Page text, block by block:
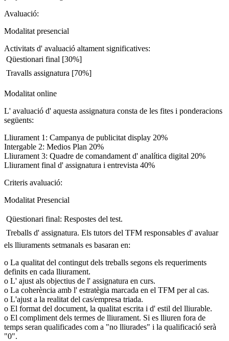
Avaluació:
Modalitat presencial
Activitats d' avaluació altament significatives:
 Qüestionari final [30%]
 Travalls assignatura [70%]
Modalitat online
L' avaluació d' aquesta assignatura consta de les fites i ponderacions
següents:
Lliurament 1: Campanya de publicitat display 20%
Intergable 2: Medios Plan 20%
Lliurament 3: Quadre de comandament d' analítica digital 20%
Lliurament final d' assignatura i entrevista 40%
Criteris avaluació:
Modalitat Presencial
 Qüestionari final: Respostes del test.
 Treballs d' assignatura. Els tutors del TFM responsables d' avaluar
els lliuraments setmanals es basaran en:
o La qualitat del contingut dels treballs segons els requeriments
definits en cada lliurament.
o L' ajust als objectius de l' assignatura en curs.
o La coherència amb l' estratègia marcada en el TFM per al cas.
o L'ajust a la realitat del cas/empresa triada.
o El format del document, la qualitat escrita i d' estil del lliurable.
o El compliment dels termes de lliurament. Si es lliuren fora de
temps seran qualificades com a "no lliurades" i la qualificació serà
"0".